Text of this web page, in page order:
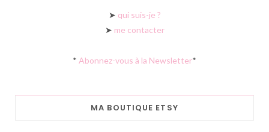
➤ qui suis-je ?
➤ me contacter
* Abonnez-vous à la Newsletter*
MA BOUTIQUE ETSY